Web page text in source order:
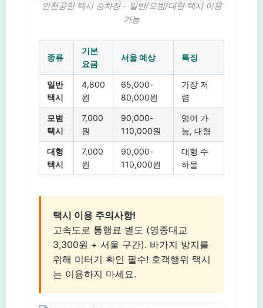
인천공항 택시 승차장 - 일반/모범/대형 택시 이용
가능
종류
기본
요금
서울 예상 특징
일반
택시
4,800
원
65,000-
80,000원
가장 저
렴
모범
택시
7,000
원
90,000-
110,000원
영어 가
능, 대형
대형
택시
7,000
원
90,000-
110,000원
대형 수
하물
택시 이용 주의사항!
고속도로 통행료 별도 (영종대교
3,300원 + 서울 구간). 바가지 방지를
위해 미터기 확인 필수! 호객행위 택시
는 이용하지 마세요.